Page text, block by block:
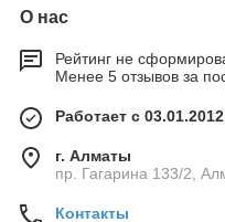
О нас
Рейтинг не
Менее 5 отзывов за
Работает с 03.01.2012
г. Алматы
пр. Гагарина 133/2,
Контакты